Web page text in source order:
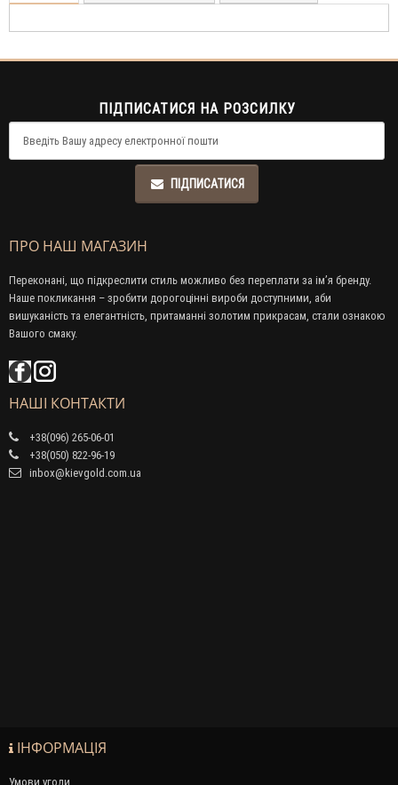
ПІДПИСАТИСЯ НА РОЗСИЛКУ
ПІДПИСАТИСЯ
ПРО НАШ МАГАЗИН
Переконані, що підкреслити стиль можливо без переплати за ім’я бренду.
Наше покликання – зробити дорогоцінні вироби доступними, аби
вишуканість та елегантність, притаманні золотим прикрасам, стали ознакою
Вашого смаку.
НАШІ КОНТАКТИ
+38(096) 265-06-01
+38(050) 822-96-19
inbox@kievgold.com.ua
ІНФОРМАЦІЯ
Умови угоди